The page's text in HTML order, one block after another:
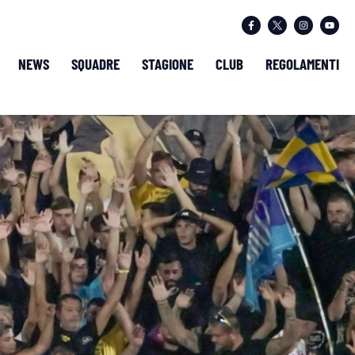
NEWS SQUADRE STAGIONE CLUB REGOLAMENTI